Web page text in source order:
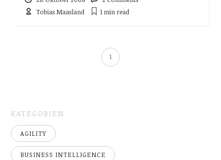
Tobias Maasland
1 min read
1
KATEGORIEN
AGILITY
BUSINESS INTELLIGENCE